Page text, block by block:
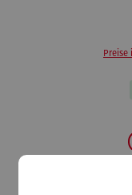
Preise